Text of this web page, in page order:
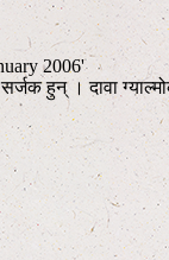
2006'
हुन् । दावा